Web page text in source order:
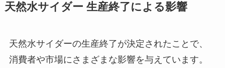
天然水サイダー 生産終了による影響
天然水サイダーの生産終了が決定されたことで、
消費者や市場にさまざまな影響を与えています。